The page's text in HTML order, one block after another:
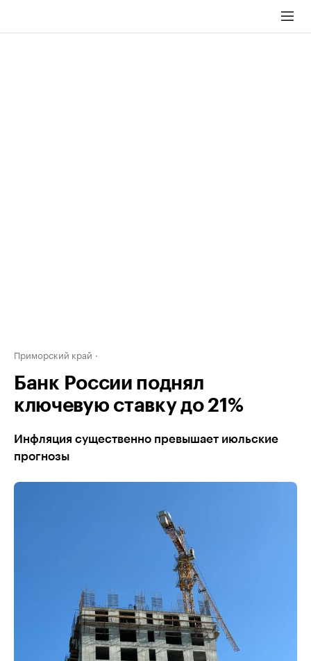
Приморский край
Банк России поднял
ключевую ставку до 21%
Инфляция существенно превышает июльские
прогнозы